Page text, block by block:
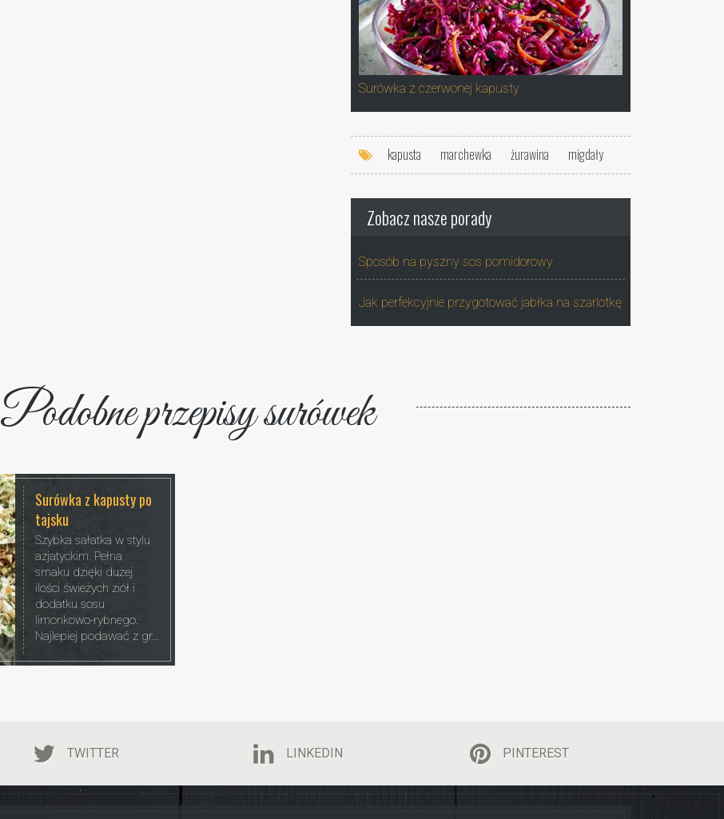
Surówka z czerwonej kapusty
kapusta marchewka żurawina migdały
Zobacz nasze porady
Sposób na pyszny sos pomidorowy
Jak perfekcyjnie przygotować jabłka na szarlotkę
Podobne przepisy surówek
Surówka z kapusty po
tajsku
Szybka sałatka w stylu
azjatyckim. Pełna
smaku dzięki dużej
ilości świeżych ziół i
dodatku sosu
limonkowo-rybnego.
Najlepiej podawać z gr...
TWITTER LINKEDIN PINTEREST